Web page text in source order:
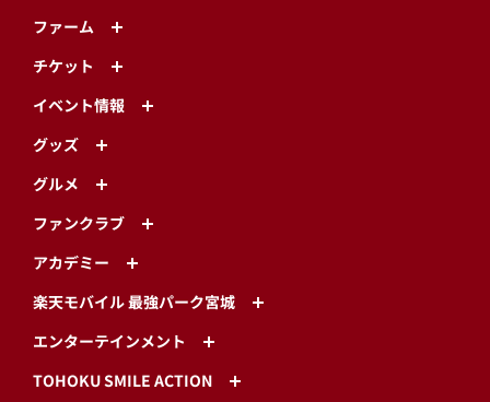
ファーム
チケット
イベント情報
グッズ
グルメ
ファンクラブ
アカデミー
楽天モバイル 最強パーク宮城
エンターテインメント
TOHOKU SMILE ACTION